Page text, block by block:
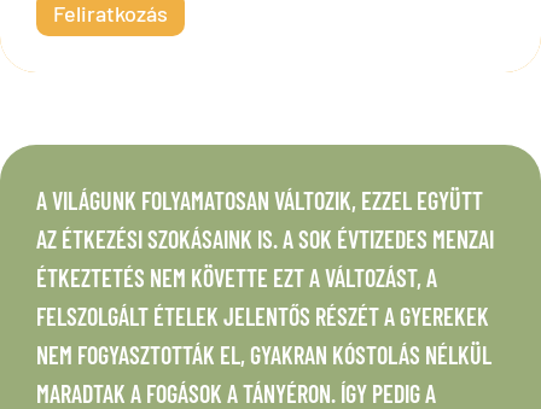
A VILÁGUNK FOLYAMATOSAN VÁLTOZIK, EZZEL EGYÜTT
AZ ÉTKEZÉSI SZOKÁSAINK IS. A SOK ÉVTIZEDES MENZAI
ÉTKEZTETÉS NEM KÖVETTE EZT A VÁLTOZÁST, A
FELSZOLGÁLT ÉTELEK JELENTŐS RÉSZÉT A GYEREKEK
NEM FOGYASZTOTTÁK EL, GYAKRAN KÓSTOLÁS NÉLKÜL
MARADTAK A FOGÁSOK A TÁNYÉRON. ÍGY PEDIG A